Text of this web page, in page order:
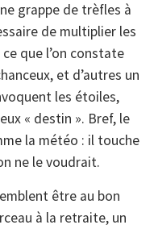
grappe de trèfles à
de multiplier les
que l’on constate
et d’autres un
les étoiles,
« destin ». Bref, le
la météo : il touche
ne le voudrait.
être au bon
à la retraite, un